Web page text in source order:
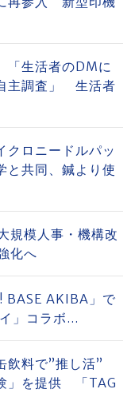
「生活者のDMに
主調査」 生活者
ロニードルパッ
共同、鍼より使
規模人事・機構改
化へ
AKIBA」で
」コラボ...
飲料で”推し活”
」を提供 「TAG